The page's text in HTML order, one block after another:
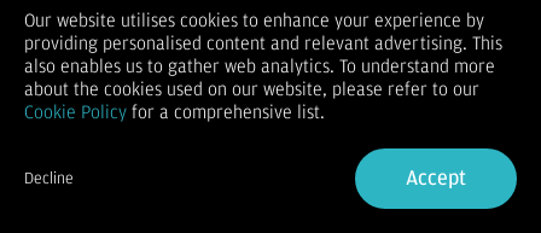
menguasai Greenland yang saat ini menjadi bagian otonom
dari kerajaan Denmark.
Greenland dikelola sebagai koloni Denmark hingga 1953. Meski
tetap menjadi bagian Denmark, Greenland mendapat status
otonom dari kerajaan Denmark pada 2009 silam, sehingga
memungkinkannya membentuk pemerintahan sendiri dan
membuat kebijakan domestik secara mandiri.
"Demi tujuan keamanan nasional dan kebebasan di seluruh
dunia, Amerika Serikat memandang memiliki dan kendali atas
Welcome to Dupoin.
Trade with a Trusted Broker
Sign in
Our website utilises cookies to enhance your experience by
providing personalised content and relevant advertising. This
also enables us to gather web analytics. To understand more
about the cookies used on our website, please refer to our
Cookie Policy for a comprehensive list.
Decline Accept